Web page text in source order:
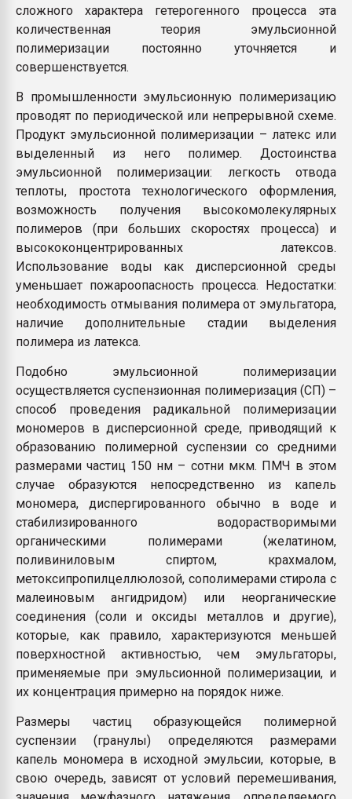
сложного характера гетерогенного процесса эта
количественная теория эмульсионной
полимеризации постоянно уточняется и
совершенствуется.
В промышленности эмульсионную полимеризацию
проводят по периодической или непрерывной схеме.
Продукт эмульсионной полимеризации – латекс или
выделенный из него полимер. Достоинства
эмульсионной полимеризации: легкость отвода
теплоты, простота технологического оформления,
возможность получения высокомолекулярных
полимеров (при больших скоростях процесса) и
высококонцентрированных латексов.
Использование воды как дисперсионной среды
уменьшает пожароопасность процесса. Недостатки:
необходимость отмывания полимера от эмульгатора,
наличие дополнительные стадии выделения
полимера из латекса.
Подобно эмульсионной полимеризации
осуществляется суспензионная полимеризация (СП) –
способ проведения радикальной полимеризации
мономеров в дисперсионной среде, приводящий к
образованию полимерной суспензии со средними
размерами частиц 150 нм – сотни мкм. ПМЧ в этом
случае образуются непосредственно из капель
мономера, диспергированного обычно в воде и
стабилизированного водорастворимыми
органическими полимерами (желатином,
поливиниловым спиртом, крахмалом,
метоксипропилцеллюлозой, сополимерами стирола с
малеиновым ангидридом) или неорганические
соединения (соли и оксиды металлов и другие),
которые, как правило, характеризуются меньшей
поверхностной активностью, чем эмульгаторы,
применяемые при эмульсионной полимеризации, и
их концентрация примерно на порядок ниже.
Размеры частиц образующейся полимерной
суспензии (гранулы) определяются размерами
капель мономера в исходной эмульсии, которые, в
свою очередь, зависят от условий перемешивания,